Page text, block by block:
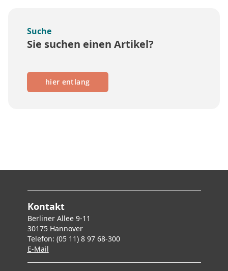
Suche
Sie suchen einen Artikel?
hier entlang
Kontakt
Berliner Allee 9-11
30175 Hannover
Telefon: (05 11) 8 97 68-300
E-Mail